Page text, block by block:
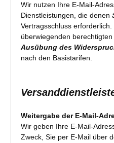
Wir nutzen Ihre E-Mail-
Dienstleistungen, die denen
Vertragsschluss
überwiegenden
Ausübung des
nach den Basistarifen.
Weitergabe der E-Mail-
Wir geben Ihre E-Mail-
Zweck, Sie per E-Mail über